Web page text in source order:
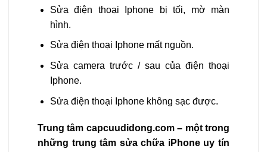
Sửa điện thoại Iphone bị tối, mờ màn
hình.
Sửa điện thoại Iphone mất nguồn.
Sửa camera trước / sau của điện thoại
Iphone.
Sửa điện thoại Iphone không sạc được.
Trung tâm capcuudidong.com – một trong
những trung tâm sửa chữa iPhone uy tín